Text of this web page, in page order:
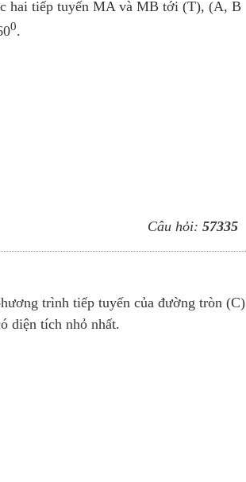
hai tiếp tuyến MA và MB tới (T), (A, B
0.
Câu hỏi: 57335
trình tiếp tuyến của đường tròn (C)
diện tích nhỏ nhất.